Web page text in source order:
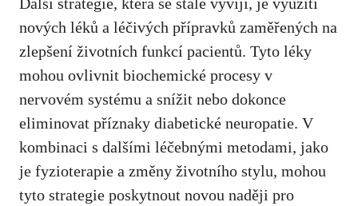
nových léků ⁢a léčivých přípravků zaměřených na
zlepšení životních funkcí pacientů. ⁤Tyto léky
mohou ovlivnit biochemické‍ procesy v
nervovém ‌systému a ‌snížit nebo dokonce​
eliminovat příznaky‌ diabetické ⁤neuropatie. V ​
kombinaci s ‌dalšími léčebnými ⁣metodami, jako
je ‍fyzioterapie a změny životního stylu,​ mohou
tyto ‍strategie poskytnout novou naději⁤ pro​